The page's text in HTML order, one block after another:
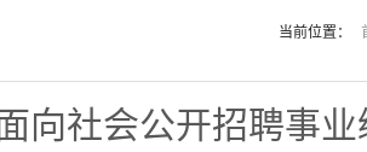
当前位置：
向社会公开招聘事业